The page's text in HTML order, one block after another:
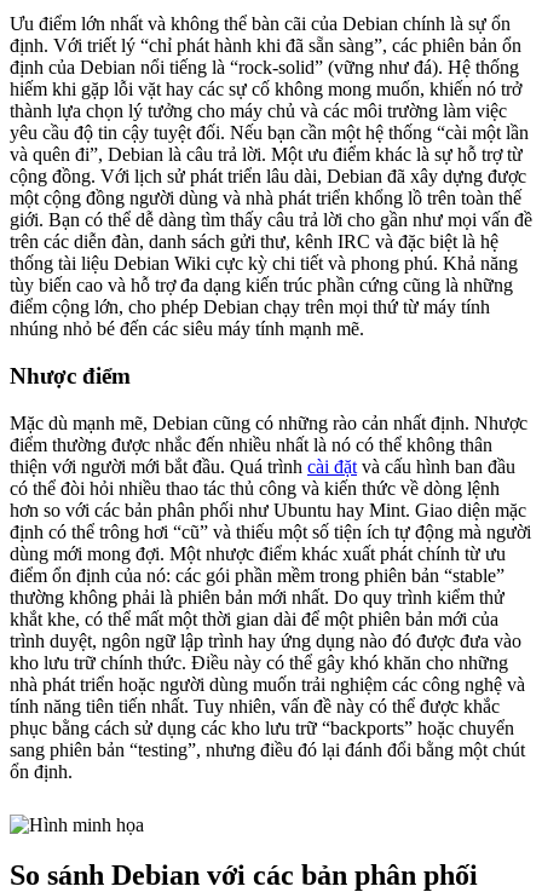
Ưu điểm lớn nhất và không thể bàn cãi của Debian chính là sự ổn
định. Với triết lý “chỉ phát hành khi đã sẵn sàng”, các phiên bản ổn
định của Debian nổi tiếng là “rock-solid” (vững như đá). Hệ thống
hiếm khi gặp lỗi vặt hay các sự cố không mong muốn, khiến nó trở
thành lựa chọn lý tưởng cho máy chủ và các môi trường làm việc
yêu cầu độ tin cậy tuyệt đối. Nếu bạn cần một hệ thống “cài một lần
và quên đi”, Debian là câu trả lời. Một ưu điểm khác là sự hỗ trợ từ
cộng đồng. Với lịch sử phát triển lâu dài, Debian đã xây dựng được
một cộng đồng người dùng và nhà phát triển khổng lồ trên toàn thế
giới. Bạn có thể dễ dàng tìm thấy câu trả lời cho gần như mọi vấn đề
trên các diễn đàn, danh sách gửi thư, kênh IRC và đặc biệt là hệ
thống tài liệu Debian Wiki cực kỳ chi tiết và phong phú. Khả năng
tùy biến cao và hỗ trợ đa dạng kiến trúc phần cứng cũng là những
điểm cộng lớn, cho phép Debian chạy trên mọi thứ từ máy tính
nhúng nhỏ bé đến các siêu máy tính mạnh mẽ.
Nhược điểm
Mặc dù mạnh mẽ, Debian cũng có những rào cản nhất định. Nhược
điểm thường được nhắc đến nhiều nhất là nó có thể không thân
thiện với người mới bắt đầu. Quá trình cài đặt và cấu hình ban đầu
có thể đòi hỏi nhiều thao tác thủ công và kiến thức về dòng lệnh
hơn so với các bản phân phối như Ubuntu hay Mint. Giao diện mặc
định có thể trông hơi “cũ” và thiếu một số tiện ích tự động mà người
dùng mới mong đợi. Một nhược điểm khác xuất phát chính từ ưu
điểm ổn định của nó: các gói phần mềm trong phiên bản “stable”
thường không phải là phiên bản mới nhất. Do quy trình kiểm thử
khắt khe, có thể mất một thời gian dài để một phiên bản mới của
trình duyệt, ngôn ngữ lập trình hay ứng dụng nào đó được đưa vào
kho lưu trữ chính thức. Điều này có thể gây khó khăn cho những
nhà phát triển hoặc người dùng muốn trải nghiệm các công nghệ và
tính năng tiên tiến nhất. Tuy nhiên, vấn đề này có thể được khắc
phục bằng cách sử dụng các kho lưu trữ “backports” hoặc chuyển
sang phiên bản “testing”, nhưng điều đó lại đánh đổi bằng một chút
ổn định.
So sánh Debian với các bản phân phối